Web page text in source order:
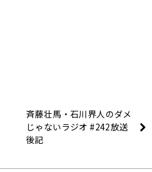
斉藤壮馬・石川界人のダメ
じゃないラジオ #242放送
後記